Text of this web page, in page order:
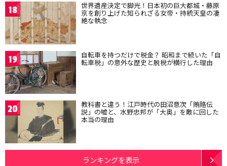
18 世界遺産決定で脚光！日本初の巨大都城・藤原
京を創り上げた知られざる女帝・持統天皇の凄
絶な執念
19 自転車を持つだけで税金？ 昭和まで続いた「自
転車税」の意外な歴史と脱税が横行した理由
20 教科書と違う！江戸時代の田沼意次「賄賂伝
説」の嘘と、水野忠邦が「大奥」を敵に回した
本当の理由
ランキングを表示